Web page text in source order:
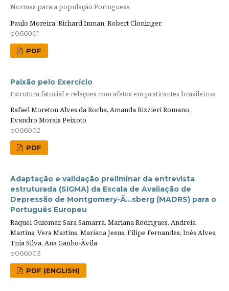
Normas para a população Portuguesa
Paulo Moreira, Richard Inman, Robert Cloninger
e066001
PDF
Paixão pelo Exercício
Estrutura fatorial e relações com afetos em praticantes brasileiros
Rafael Moreton Alves da Rocha, Amanda Rizzieri Romano,
Evandro Morais Peixoto
e066002
PDF
Adaptação e validação preliminar da entrevista
estruturada (SIGMA) da Escala de Avaliação de
Depressão de Montgomery-Ã…sberg (MADRS) para o
Português Europeu
Raquel Guiomar, Sara Samarra, Mariana Rodrigues, Andreia
Martins, Vera Martins, Mariana Jesus, Filipe Fernandes, Inês Alves,
Tnia Silva, Ana Ganho-Ãvila
e066003
PDF (ENGLISH)